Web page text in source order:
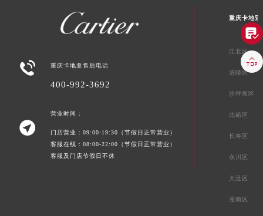
 重庆卡地亚售后电话
400-992-3692

营业时间：
门店营业：09:00-19:30（节假日正常营业）
客服在线：08:00-22:00（节假日正常营业）
客服及门店节假日不休
重庆卡地亚
江北区
涪陵区
沙坪坝区
北碚区
长寿区
永川区
大足区
潼南区

